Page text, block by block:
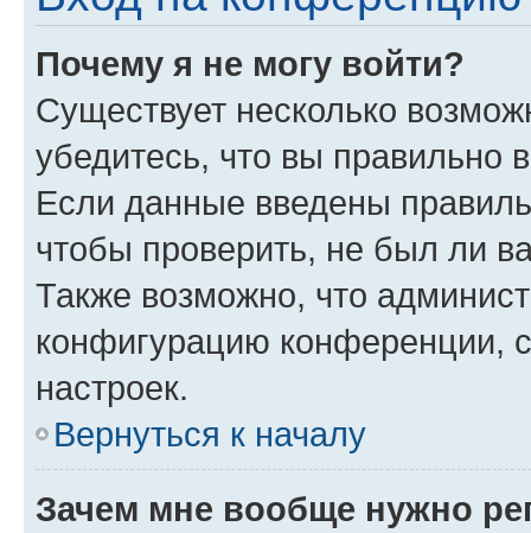
Почему я не могу войти?
Существует несколько
убедитесь, что вы правильно
Если данные введены
чтобы проверить, не был ли
Также возможно, что
конфигурацию конференции,
настроек.
Вернуться к началу
Зачем мне вообще нужно